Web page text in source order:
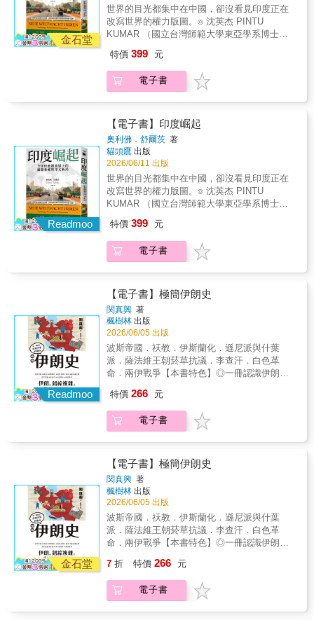
絡中，全景式地述說緬甸的過去與未來。● 關
於緬甸，你我所知道與不知道的事少了翁山蘇
姬的緬甸，我們還知道些什麼？這個曾經光榮
裁、民主改革後，將再度站上世界的舞台，重
返往日風華。但在經濟發展與民主改革的背
後，卻有著根深柢固的族群問題即將爆發。●
民主大選後，美好的時代就會來臨？結束軍政
府專政，似乎象徵著民主的勝利。然而，緬甸
要轉型為成熟的民主國家，仍有一段漫漫長
路。早年殖民者為便於統治而施行的族群分
治、數十年來緬族化運動激起的族群矛盾，依
舊牽動著緬甸未來的發展。
1. 東亞的中心：中國。2. 以中國為模仿對象並
承繼小中華意識的小中心：朝鮮、日本、越
南。3. 帝國化過程中被合併、統合的周邊地
區：蝦夷、琉球、占婆、臺灣、內蒙古、西藏
歷史、編織出並時行進的脈絡，並鋪展出串連
其中的文化、宗教、貿易的網絡，探詢中心與
邊緣的複雜性。綜觀現今紛亂的東亞局勢，現
尋思另一個更宏觀的視角，也是時候試圖擺脫
長期支配歷史敘述的歐洲史觀、跳脫各國中心
的觀點，將單一國家的歷史擴展為更為完整、
壯大的東亞地域史。。「只沉醉在本國的榮光
和勝利，而分不清自我省察和自我虐待的人們
在各國社會中扯開嗓門，高舉著冠冕堂皇的旗
幟。但這些人只不過是二十一世紀的唐吉軻德
越過國境，我想我們也能逐漸接近這個能夠相
互溝通的東亞地域史。」
金石堂
世界的目光都集中在中國，卻沒看見印度正在
改寫世界的權力版圖。⌾ 沈英杰 PINTU
KUMAR （國立台灣師範大學東亞學系博士候
研究員）專文導讀⌾ 一本同時書寫印度歷史傷
痕、社會現場與國際戰略的深度報導。 談到
印度，我們很容易先想到貧窮、髒亂、歧視等
超越中國，成為全球人口最多的國家。根據國
際貨幣基金組織（IMF）最新預測，印度甚至將
在2026超越日本、升至全球第四大經濟體。這
個擁有十四億以上人口的國家，正在以驚人的
速度擴張它對國際秩序的影響力。 印度，很
可能就是下一個改變世界的關鍵。抗衡中國的
戰略新夥伴 印度的國際地位，在俄烏戰爭後
的新環境中達到了新高度。一方面強調民主與
終結烏克蘭衝突的重要性，一方面仍在戰爭後
場。同一時間，因為中印邊境衝突與「一帶一
路」投資在周邊國家的布局，令印度為制衡中
國而努力強化海空軍，因而逐漸被美國視為區
塑自己的談判位置，更靈活地遊走於俄羅斯、
西方與印太安全架構之間，成了各方亟欲拉攏
的對象。無法解決的深層社會裂痕 另一方
面，印度最大的變數來自它的內部。印度是全
球第二大穆斯林人口所在國，穆斯林人口高達
兩億，然而印度穆斯林作為「最大的少數族
群」，卻在國族敘事的擠壓下，長期承受不安
聖秩序，延伸出暴力、屠殺與屈辱勞動等現
實；此外父權文化與公共空間的不安全，也成
為現代化道路上的深層阻力。再加上印度在經
若無法解決，印度的崛起就會缺乏穩定的國家
韌性支撐，也很難成為一個真正可被依賴的強
權。不容忽視又難以預測的下一個世界強權
本書作者自一九八〇年代末期開始，反覆造訪
並長住印度，見證自由化與民族主義並行的變
化，也試圖拆解這個被西方過度浪漫化、卻早
已成為新強權的矛盾國家。在本書中，他將從
社會內部到國際關係，剖析莫迪領導下的印
度，帶你看懂這個大國在關鍵時刻如何做出選
的重要問題是：印度如何運作？作為夥伴是否
可靠、是否穩定？它的崛起會帶來多大威脅？
內部宗教衝突、貧富差距與民主韌性又將如何
特價 399 元
電子書
Readmoo
【電子書】印度崛起
奧利佛．舒爾茨 著
貓頭鷹 出版
2026/06/11 出版
世界的目光都集中在中國，卻沒看見印度正在
改寫世界的權力版圖。⌾ 沈英杰 PINTU
KUMAR （國立台灣師範大學東亞學系博士候
研究員）專文導讀⌾ 一本同時書寫印度歷史傷
痕、社會現場與國際戰略的深度報導。 談到
印度，我們很容易先想到貧窮、髒亂、歧視等
超越中國，成為全球人口最多的國家。根據國
際貨幣基金組織（IMF）最新預測，印度甚至將
在2026超越日本、升至全球第四大經濟體。這
個擁有十四億以上人口的國家，正在以驚人的
速度擴張它對國際秩序的影響力。 印度，很
可能就是下一個改變世界的關鍵。抗衡中國的
戰略新夥伴 印度的國際地位，在俄烏戰爭後
的新環境中達到了新高度。一方面強調民主與
終結烏克蘭衝突的重要性，一方面仍在戰爭後
場。同一時間，因為中印邊境衝突與「一帶一
路」投資在周邊國家的布局，令印度為制衡中
國而努力強化海空軍，因而逐漸被美國視為區
塑自己的談判位置，更靈活地遊走於俄羅斯、
西方與印太安全架構之間，成了各方亟欲拉攏
的對象。無法解決的深層社會裂痕 另一方
面，印度最大的變數來自它的內部。印度是全
球第二大穆斯林人口所在國，穆斯林人口高達
兩億，然而印度穆斯林作為「最大的少數族
群」，卻在國族敘事的擠壓下，長期承受不安
聖秩序，延伸出暴力、屠殺與屈辱勞動等現
實；此外父權文化與公共空間的不安全，也成
為現代化道路上的深層阻力。再加上印度在經
特價 399 元
電子書
Readmoo
【電子書】極簡伊朗史
関真興 著
楓樹林 出版
2026/06/05 出版
波斯帝國．祆教．伊斯蘭化．遜尼派與什葉
派．薩法維王朝菸草抗議．李查汗．白色革
命．兩伊戰爭【本書特色】◎一冊認識伊朗，
衝突的波瀾壯闊歷程。◎全書依時間脈絡分成8
個章節，各章均附小專欄，介紹各領域的伊朗
偉人。◎隨主題搭配簡易的地圖、好懂的關係
美麗的波斯地毯、香氣濃郁的藏紅花料理，或
是新聞中時常播報的中東局勢，但在這些既熟
悉又遙遠的印象背後，伊朗其實承載著一段橫
跨數千年的文明史。從古老的波斯帝國，到今
日的伊斯蘭共和國，本書將帶你穿越時間長
河，重新認識這個既古老又充滿變動的國度。
本書涵蓋了從古代波斯文明到現代伊朗的關鍵
歷史階段，揭示這片土地如何在東西方之間扮
演橋樑角色。從阿契美尼德王朝的崛起、亞歷
王朝建立什葉派國家，再到近現代的革命與國
際角力，層層交織出伊朗獨特而複雜的歷史脈
絡⋯⋯★★穆斯林增加是因為稅金？★★誕生
特價 266 元
電子書
金石堂
【電子書】極簡伊朗史
関真興 著
楓樹林 出版
2026/06/05 出版
波斯帝國．祆教．伊斯蘭化．遜尼派與什葉
派．薩法維王朝菸草抗議．李查汗．白色革
命．兩伊戰爭【本書特色】◎一冊認識伊朗，
衝突的波瀾壯闊歷程。◎全書依時間脈絡分成8
個章節，各章均附小專欄，介紹各領域的伊朗
偉人。◎隨主題搭配簡易的地圖、好懂的關係
7 折 特價 266 元
電子書